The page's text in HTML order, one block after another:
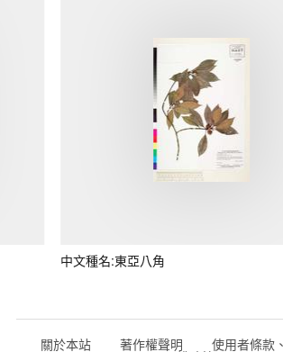
中文種名:東亞八角
關於本站 著作權聲明 使用者條款